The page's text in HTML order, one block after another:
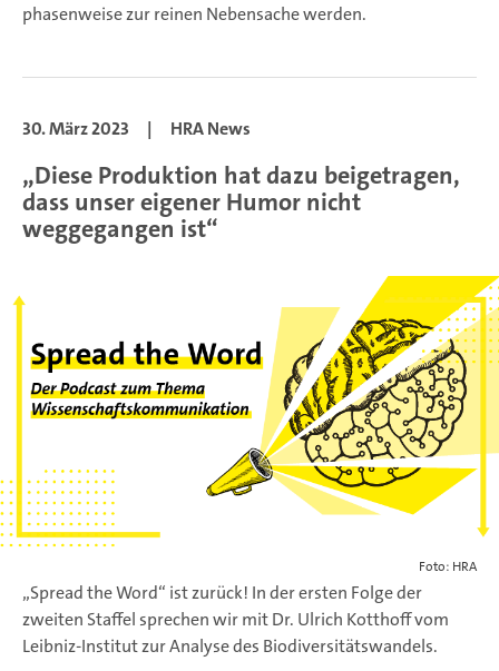
phasenweise zur reinen Nebensache werden.
30. März 2023 | HRA News
„Diese Produktion hat dazu beigetragen,
dass unser eigener Humor nicht
weggegangen ist“
Foto: HRA
„Spread the Word“ ist zurück! In der ersten Folge der
zweiten Staffel sprechen wir mit Dr. Ulrich Kotthoff vom
Leibniz-Institut zur Analyse des Biodiversitätswandels.